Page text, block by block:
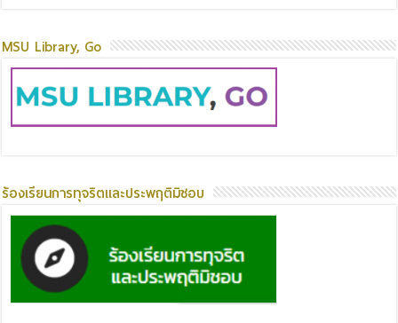
MSU Library, Go
ร้องเรียนการทุจริตและประพฤติมิชอบ